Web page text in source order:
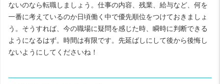
ないのなら転職しましょう。仕事の内容、残業、給与など、何を
一番に考えているのか日頃働く中で優先順位をつけておきましょ
う。そうすれば、今の職場に疑問を感じた時、瞬時に判断できる
ようになるはず。時間は有限です。先延ばしにして後から後悔し
ないようにしてくださいね！